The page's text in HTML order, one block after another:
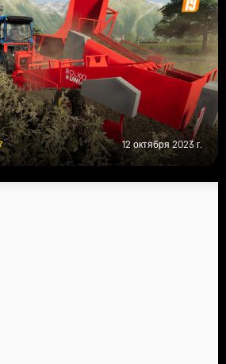
12 октября 2023 г.